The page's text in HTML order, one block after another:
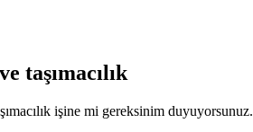
taşımacılık
işine mi gereksinim duyuyorsunuz.